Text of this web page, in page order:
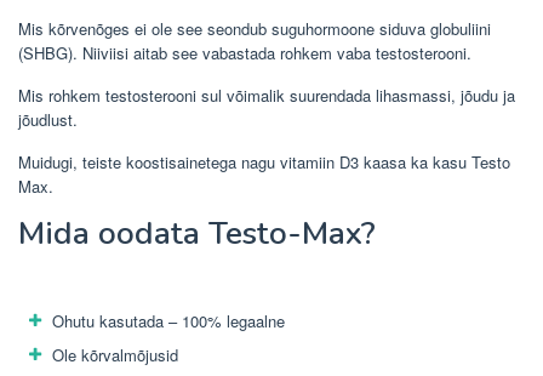
Mis kõrvenõges ei ole see seondub suguhormoone siduva globuliini
(SHBG). Niiviisi aitab see vabastada rohkem vaba testosterooni.
Mis rohkem testosterooni sul võimalik suurendada lihasmassi, jõudu ja
jõudlust.
Muidugi, teiste koostisainetega nagu vitamiin D3 kaasa ka kasu Testo
Max.
Mida oodata Testo-Max?
Ohutu kasutada – 100% legaalne
Ole kõrvalmõjusid